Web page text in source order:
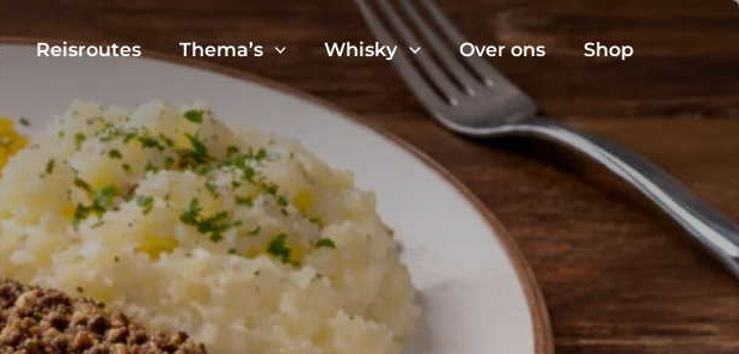
Reisroutes Thema’s Whisky Over ons Shop